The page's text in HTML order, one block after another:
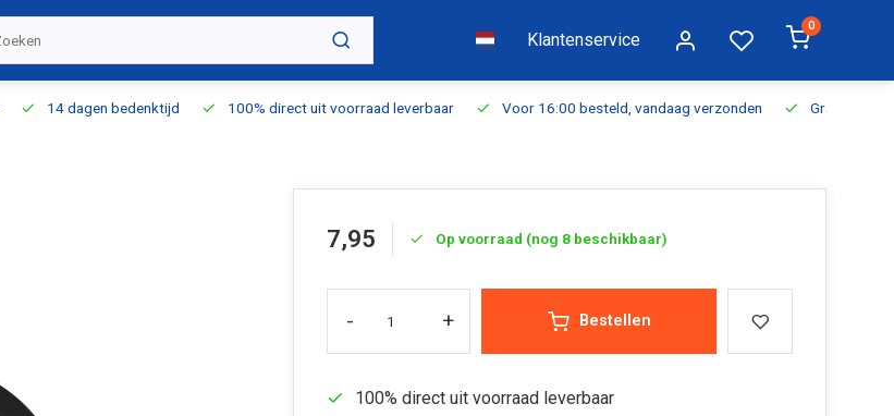
Klantenservice
0
14 dagen bedenktijd 100% direct uit voorraad leverbaar Voor 16:00 besteld, vandaag verzonden Gratis
7,95 Op voorraad (nog 8 beschikbaar)
- + Bestellen
100% direct uit voorraad leverbaar